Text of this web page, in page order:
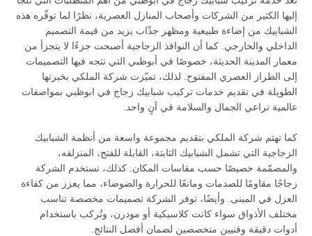
إليها الكثير من الشركات وأصحاب المنازل العصرية، نظرًا لما توفّره هذه
الشبابيك من إضاءة طبيعية ومظهر جذّاب يزيد من قيمة التصميم
الداخلي والخارجي. كما أن النوافذ الزجاجية أصبحت جزءًا لا يتجزأ من
معمار المدينة الحديثة، خصوصًا في أبوظبي التي تتجه فيها التصميمات
إلى الطراز العصري المفتوح. لذلك، تميّزت شركة الملكي بخبرتها
الطويلة في تقديم خدمات تركيب شبابيك زجاج في ابوظبي بمواصفات
عالمية تراعي الجمال والسلامة في آنٍ واحد.
كما تهتم شركة الملكي بتقديم مجموعة واسعة من أنظمة الشبابيك
الزجاجية التي تشمل الشبابيك الثابتة، القابلة للفتح، المنزلقه،
والمصمّمة خصيصًا حسب مقاسات المكان. كذلك، تستخدم الشركة
زجاجًا مقاومًا للصدمات ومانعًا للحرارة والضوضاء، مما يعزز من كفاءة
العزل في المبنى. وأيضًا، توفر الشركة تصميمات مخصصة تناسب
مختلف الأذواق سواء كانت كلاسيكية أو مودرن، وتُركب باستخدام
أدوات دقيقة وفنيين متخصصين لضمان أفضل النتائج.